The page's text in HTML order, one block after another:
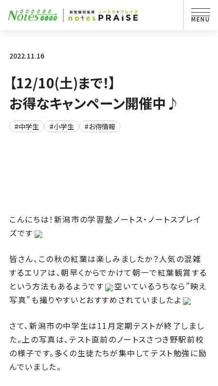
2022.11.16
【12/10(土)まで！】
お得なキャンペーン開催中♪
#中学生 #小学生 #お得情報
こんにちは！新潟市の学習塾ノートス・ノートスプレイ
ズです
皆さん、この秋の紅葉は楽しみましたか？人気の混雑
するエリアは、朝早くからでかけて朝一で紅葉観賞する
という方法もあるようです
空いているうちなら”映え
写真”も撮りやすいとおすすめされていましたよ
さて、新潟市の中学生は11月定期テストが終了しまし
た。上の写真は、テスト直前のノートスさつき野駅前校
の様子です。多くの生徒たちが集中してテスト勉強に励
んでいました。